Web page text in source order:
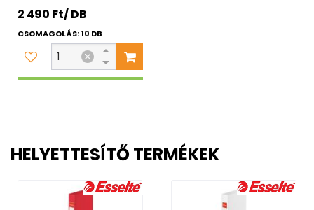
2 490 Ft/ DB
CSOMAGOLÁS: 10 DB
HELYETTESÍTŐ TERMÉKEK